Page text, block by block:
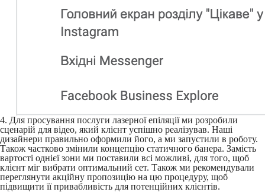
4. Для просування послуги лазерної епіляції ми розробили
сценарій для відео, який клієнт успішно реалізував. Наші
дизайнери правильно оформили його, а ми запустили в роботу.
Також частково змінили концепцію статичного банера. Замість
вартості однієї зони ми поставили всі можливі, для того, щоб
клієнт міг вибрати оптимальний сет. Також ми рекомендували
переглянути акційну пропозицію на цю процедуру, щоб
підвищити її привабливість для потенційних клієнтів.